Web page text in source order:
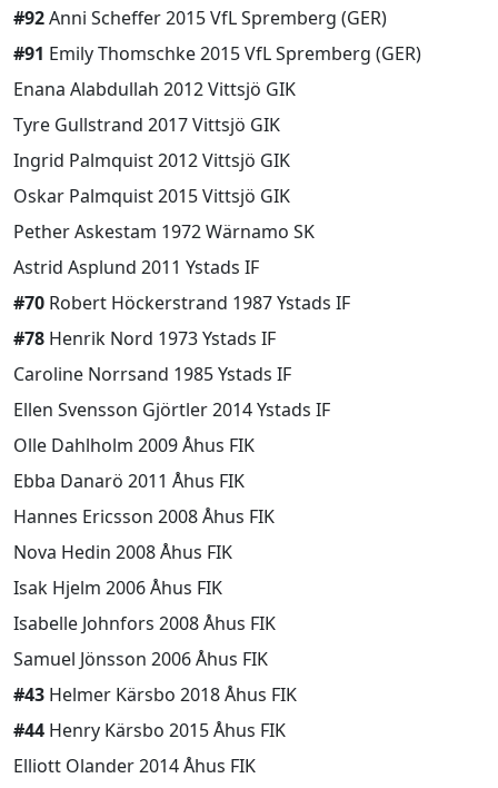
#92Anni Scheffer 2015 VfL Spremberg (GER)
#91 Emily Thomschke 2015 VfL Spremberg (GER)
Enana Alabdullah 2012 Vittsjö GIK
Tyre Gullstrand 2017 Vittsjö GIK
Ingrid Palmquist 2012 Vittsjö GIK
Oskar Palmquist 2015 Vittsjö GIK
Pether Askestam 1972 Wärnamo SK
Astrid Asplund 2011 Ystads IF
#70 Robert Höckerstrand 1987 Ystads IF
#78 Henrik Nord 1973 Ystads IF
Caroline Norrsand 1985 Ystads IF
Ellen Svensson Gjörtler 2014 Ystads IF
Olle Dahlholm 2009 Åhus FIK
Ebba Danarö 2011 Åhus FIK
Hannes Ericsson 2008 Åhus FIK
Nova Hedin 2008 Åhus FIK
Isak Hjelm 2006 Åhus FIK
Isabelle Johnfors 2008 Åhus FIK
Samuel Jönsson 2006 Åhus FIK
#43 Helmer Kärsbo 2018 Åhus FIK
#44 Henry Kärsbo 2015 Åhus FIK
Elliott Olander 2014 Åhus FIK